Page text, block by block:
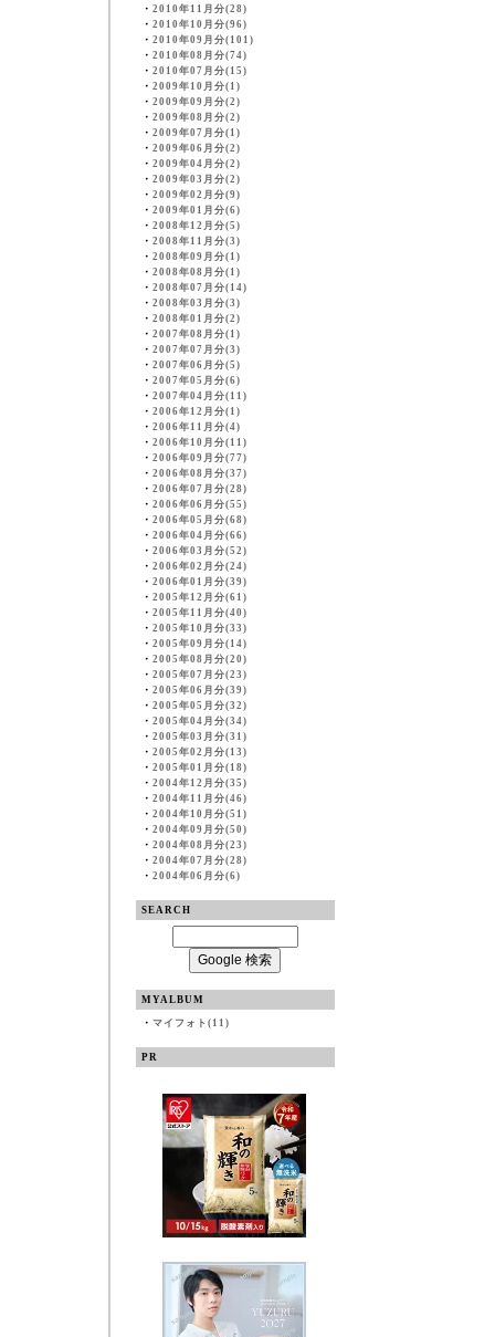
・ 2010年11月分(28)
・ 2010年10月分(96)
・ 2010年09月分(101)
・ 2010年08月分(74)
・ 2010年07月分(15)
・ 2009年10月分(1)
・ 2009年09月分(2)
・ 2009年08月分(2)
・ 2009年07月分(1)
・ 2009年06月分(2)
・ 2009年04月分(2)
・ 2009年03月分(2)
・ 2009年02月分(9)
・ 2009年01月分(6)
・ 2008年12月分(5)
・ 2008年11月分(3)
・ 2008年09月分(1)
・ 2008年08月分(1)
・ 2008年07月分(14)
・ 2008年03月分(3)
・ 2008年01月分(2)
・ 2007年08月分(1)
・ 2007年07月分(3)
・ 2007年06月分(5)
・ 2007年05月分(6)
・ 2007年04月分(11)
・ 2006年12月分(1)
・ 2006年11月分(4)
・ 2006年10月分(11)
・ 2006年09月分(77)
・ 2006年08月分(37)
・ 2006年07月分(28)
・ 2006年06月分(55)
・ 2006年05月分(68)
・ 2006年04月分(66)
・ 2006年03月分(52)
・ 2006年02月分(24)
・ 2006年01月分(39)
・ 2005年12月分(61)
・ 2005年11月分(40)
・ 2005年10月分(33)
・ 2005年09月分(14)
・ 2005年08月分(20)
・ 2005年07月分(23)
・ 2005年06月分(39)
・ 2005年05月分(32)
・ 2005年04月分(34)
・ 2005年03月分(31)
・ 2005年02月分(13)
・ 2005年01月分(18)
・ 2004年12月分(35)
・ 2004年11月分(46)
・ 2004年10月分(51)
・ 2004年09月分(50)
・ 2004年08月分(23)
・ 2004年07月分(28)
・ 2004年06月分(6)
SEARCH
MYALBUM
・ マイフォト(11)
PR